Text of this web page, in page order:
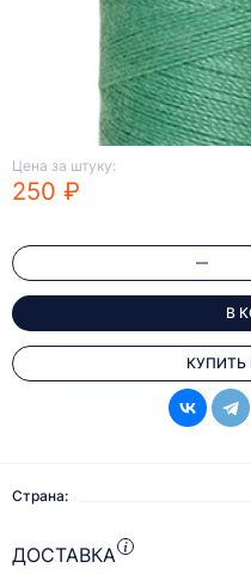
Цена за штуку:
250 ₽
В
КУПИТЬ
Страна:
ДОСТАВКА